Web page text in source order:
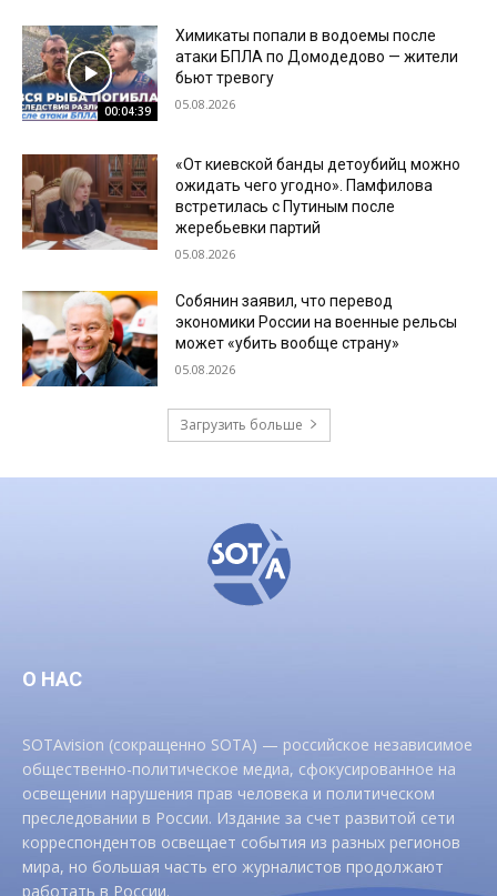
00:04:39
Химикаты попали в водоемы после
атаки БПЛА по Домодедово — жители
бьют тревогу
05.08.2026
«От киевской банды детоубийц можно
ожидать чего угодно». Памфилова
встретилась с Путиным после
жеребьевки партий
05.08.2026
Собянин заявил, что перевод
экономики России на военные рельсы
может «убить вообще страну»
05.08.2026
Загрузить больше
О НАС
SOTAvision (сокращенно SOTA) — российское независимое
общественно-политическое медиа, сфокусированное на
освещении нарушения прав человека и политическом
преследовании в России. Издание за счет развитой сети
корреспондентов освещает события из разных регионов
мира, но большая часть его журналистов продолжают
работать в России.